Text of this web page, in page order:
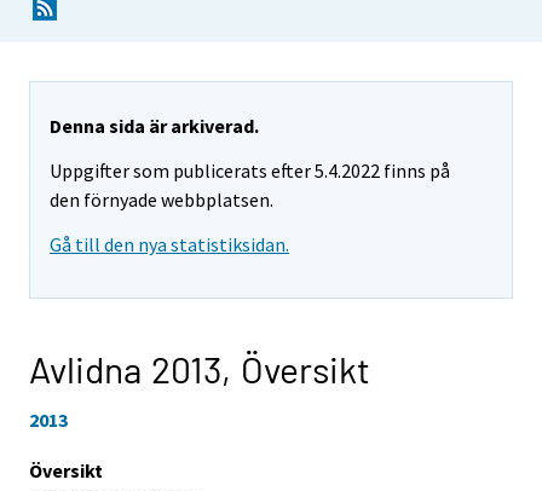
Denna sida är arkiverad.
Uppgifter som publicerats efter 5.4.2022 finns på
den förnyade webbplatsen.
Gå till den nya statistiksidan.
Avlidna 2013, Översikt
2013
Översikt